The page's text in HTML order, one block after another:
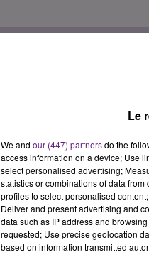
Le
We and our (447) partnersdo the
access information on a device; Use
select personalised advertising;
statistics or combinations of data
profiles to select personalised
Deliver and present advertising and
data such as IP address and
requested; Use precise geolocation
based on information transmitted